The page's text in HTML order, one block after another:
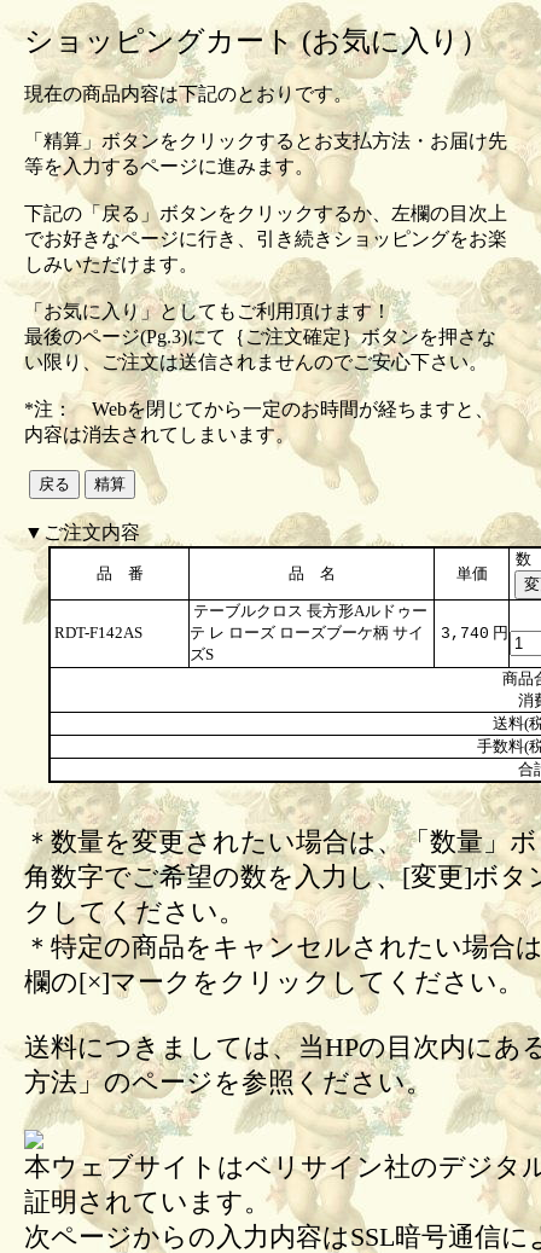
ショッピングカート (お気に入り）
現在の商品内容は下記のとおりです。
「精算」ボタンをクリックするとお支払方法・お届け先
等を入力するページに進みます。
下記の「戻る」ボタンをクリックするか、左欄の目次上
でお好きなページに行き、引き続きショッピングをお楽
しみいただけます。
「お気に入り」としてもご利用頂けます！
最後のページ(Pg.3)にて｛ご注文確定｝ボタンを押さな
い限り、ご注文は送信されませんのでご安心下さい。
*注： Webを閉じてから一定のお時間が経ちますと、
内容は消去されてしまいます。
▼ご注文内容
品 番 品 名 単価
数
RDT-F142AS
テーブルクロス 長方形Aルドゥー
テ レ ローズ ローズブーケ柄 サイ
ズS
3,740 円
商品
消
送料(
手数料(
合
＊数量を変更されたい場合は、「数量」
角数字でご希望の数を入力し、[変更]ボタ
クしてください。
＊特定の商品をキャンセルされたい場合
欄の[×]マークをクリックしてください。
送料につきましては、当HPの目次内にあ
方法」のページを参照ください。
本ウェブサイトはベリサイン社のデジタ
証明されています。
次ページからの入力内容はSSL暗号通信に